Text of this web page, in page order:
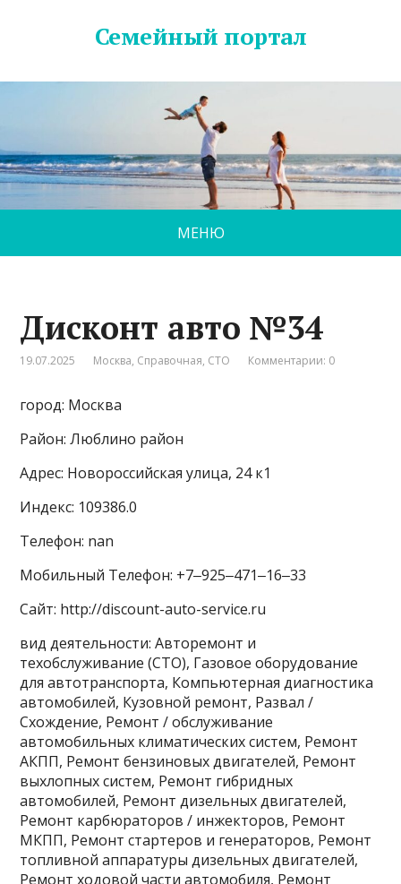
Семейный портал
МЕНЮ
Дисконт авто №34
19.07.2025 Москва, Справочная, СТО Комментарии: 0
город: Москва
Район: Люблино район
Адрес: Новороссийская улица, 24 к1
Индекс: 109386.0
Телефон: nan
Мобильный Телефон: +7‒925‒471‒16‒33
Сайт: http://discount-auto-service.ru
вид деятельности: Авторемонт и
техобслуживание (СТО), Газовое оборудование
для автотранспорта, Компьютерная диагностика
автомобилей, Кузовной ремонт, Развал /
Схождение, Ремонт / обслуживание
автомобильных климатических систем, Ремонт
АКПП, Ремонт бензиновых двигателей, Ремонт
выхлопных систем, Ремонт гибридных
автомобилей, Ремонт дизельных двигателей,
Ремонт карбюраторов / инжекторов, Ремонт
МКПП, Ремонт стартеров и генераторов, Ремонт
топливной аппаратуры дизельных двигателей,
Ремонт ходовой части автомобиля, Ремонт